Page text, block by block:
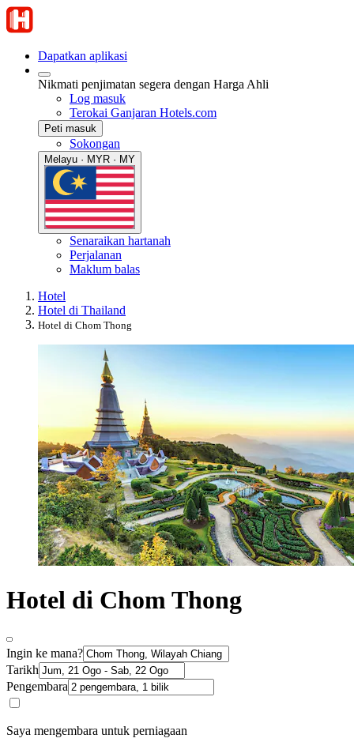
Dapatkan aplikasi
Nikmati penjimatan segera dengan Harga Ahli
Log masuk
Terokai Ganjaran Hotels.com
Peti masuk
Sokongan
Melayu · MYR · MY
Senaraikan hartanah
Perjalanan
Maklum balas
Hotel
Hotel di Thailand
Hotel di Chom Thong
Hotel di Chom Thong
Ingin ke mana?
Tarikh
Pengembara
Saya mengembara untuk perniagaan